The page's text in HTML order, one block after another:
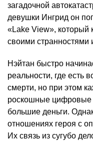
загадочной
девушки Ингрид он
«Lake View», который
своими странностями
Нэйтан быстро
реальности, где есть
смерти, но при этом
роскошные цифровые
большие деньги.
отношениях героя с
Их связь из сугубо